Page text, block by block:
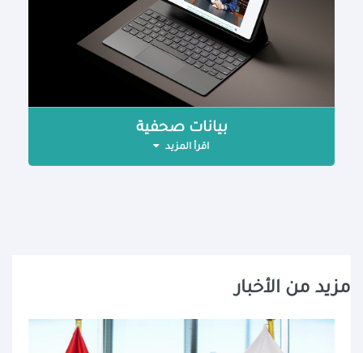
بيانات صحفية
اقرأ المزيد
مزيد من الأخبار